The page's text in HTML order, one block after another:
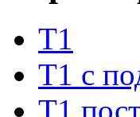
Т1
Т1 с